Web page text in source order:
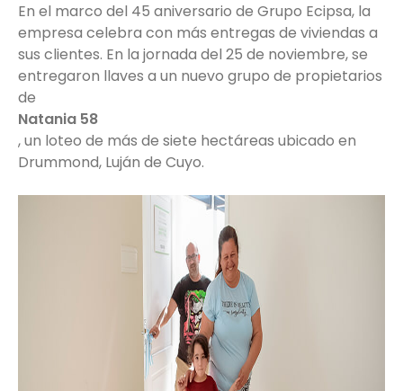
En el marco del 45 aniversario de Grupo Ecipsa, la
empresa celebra con más entregas de viviendas a
sus clientes. En la jornada del 25 de noviembre, se
entregaron llaves a un nuevo grupo de propietarios
de
Natania 58
, un loteo de más de siete hectáreas ubicado en
Drummond, Luján de Cuyo.